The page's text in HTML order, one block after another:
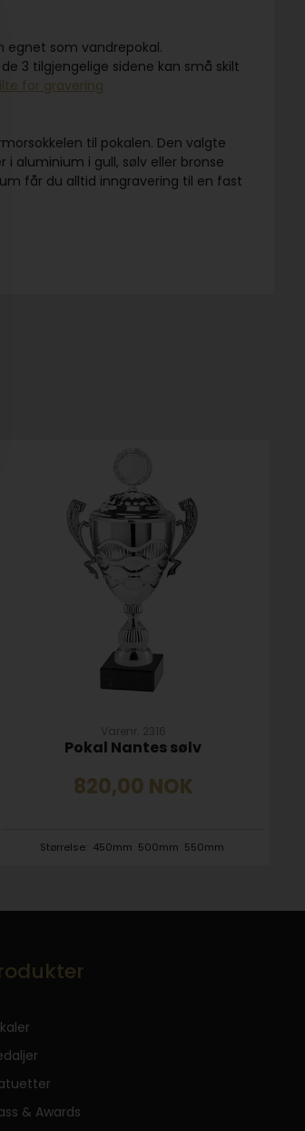
egnet som vandrepokal.
3 tilgjengelige sidene kan små skilt
for gravering
til pokalen. Den valgte
aluminium i gull, sølv eller bronse
får du alltid inngravering til en fast
Varenr. 2316
Pokal Nantes sølv
820,00 NOK
Størrelse: 450mm 500mm 550mm
& Awards